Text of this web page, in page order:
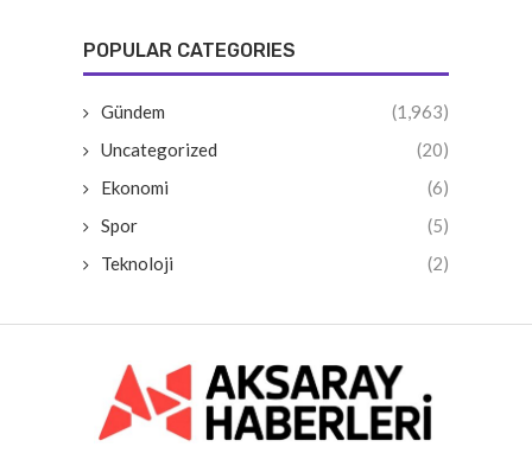
POPULAR CATEGORIES
Gündem
(1,963)
Uncategorized
(20)
Ekonomi
(6)
Spor
(5)
Teknoloji
(2)